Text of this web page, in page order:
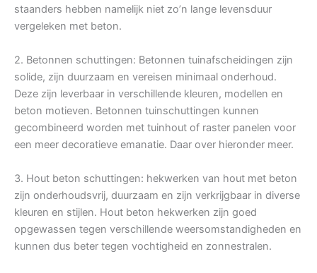
staanders hebben namelijk niet zo’n lange levensduur
vergeleken met beton.
2. Betonnen schuttingen: Betonnen tuinafscheidingen zijn
solide, zijn duurzaam en vereisen minimaal onderhoud.
Deze zijn leverbaar in verschillende kleuren, modellen en
beton motieven. Betonnen tuinschuttingen kunnen
gecombineerd worden met tuinhout of raster panelen voor
een meer decoratieve emanatie. Daar over hieronder meer.
3. Hout beton schuttingen: hekwerken van hout met beton
zijn onderhoudsvrij, duurzaam en zijn verkrijgbaar in diverse
kleuren en stijlen. Hout beton hekwerken zijn goed
opgewassen tegen verschillende weersomstandigheden en
kunnen dus beter tegen vochtigheid en zonnestralen.